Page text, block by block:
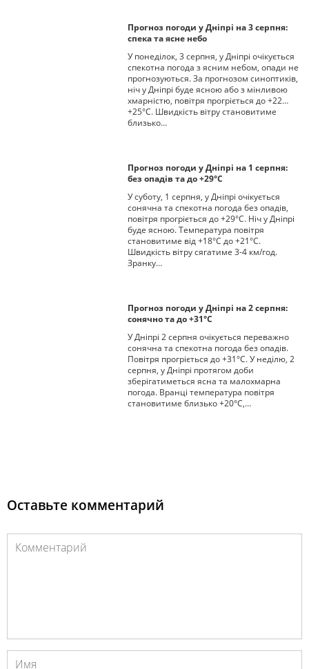
Прогноз погоди у Дніпрі на 3 серпня:
спека та ясне небо
У понеділок, 3 серпня, у Дніпрі очікується
спекотна погода з ясним небом, опади не
прогнозуються. За прогнозом синоптиків,
ніч у Дніпрі буде ясною або з мінливою
хмарністю, повітря прогріється до +22…
+25°С. Швидкість вітру становитиме
близько…
Прогноз погоди у Дніпрі на 1 серпня:
без опадів та до +29°С
У суботу, 1 серпня, у Дніпрі очікується
сонячна та спекотна погода без опадів,
повітря прогріється до +29°С. Ніч у Дніпрі
буде ясною. Температура повітря
становитиме від +18°С до +21°С.
Швидкість вітру сягатиме 3-4 км/год.
Зранку…
Прогноз погоди у Дніпрі на 2 серпня:
сонячно та до +31°С
У Дніпрі 2 серпня очікується переважно
сонячна та спекотна погода без опадів.
Повітря прогріється до +31°С. У неділю, 2
серпня, у Дніпрі протягом доби
зберігатиметься ясна та малохмарна
погода. Вранці температура повітря
становитиме близько +20°С,…
Оставьте комментарий